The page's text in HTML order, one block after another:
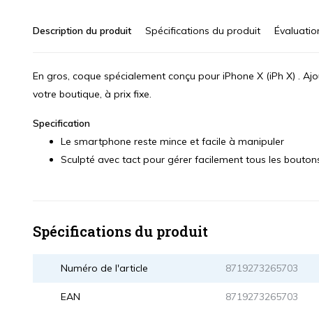
Description du produit Spécifications du produit
En gros, coque spécialement conçu pour iPhone X (iPh X) .
votre boutique, à prix fixe.
Specification
Le smartphone reste mince et facile à manipuler
Sculpté avec tact pour gérer facilement tous les
Spécifications du produit
Numéro de l'article 8719273265703
EAN 8719273265703